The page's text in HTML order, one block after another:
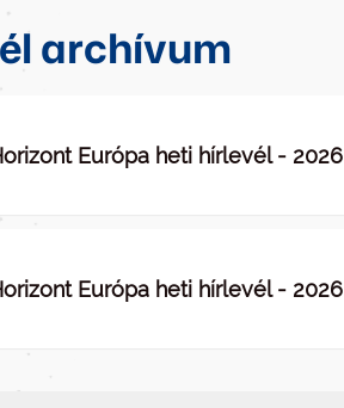
archívum
Európa heti hírlevél - 2026
Európa heti hírlevél - 2026